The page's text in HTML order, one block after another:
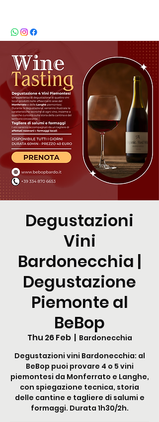
Degustazioni
Vini
Bardonecchia |
Degustazione
Piemonte al
BeBop
Thu 26 Feb
  |
Bardonecchia
Degustazioni vini Bardonecchia: al
BeBop puoi provare 4 o 5 vini
piemontesi da Monferrato e Langhe,
con spiegazione tecnica, storia
delle cantine e tagliere di salumi e
formaggi. Durata 1h30/2h.